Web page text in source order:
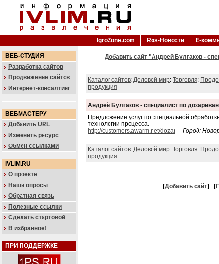
IgroZone.com Ros-Новости Е-
ВЕБ-СТУДИЯ
Разработка сайтов
Продвижение сайтов
Интернет-консалтинг
ВЕБМАСТЕРУ
Добавить URL
Изменить ресурс
Обмен ссылками
IVLIM.RU
О проекте
Наши опросы
Обратная связь
Полезные ссылки
Сделать стартовой
В избранное!
ПРИ ПОДДЕРЖКЕ
Добавить сайт "Андрей Булгаков -
Каталог сайтов: Деловой мир: Торговля:
продукция
Андрей Булгаков - специалист по
Предложение услуг по специальной
технологии процесса.
http://customers.awarm.net/dozar
Город:
Каталог сайтов: Деловой мир: Торговля:
продукция
[Добавить сайт] [